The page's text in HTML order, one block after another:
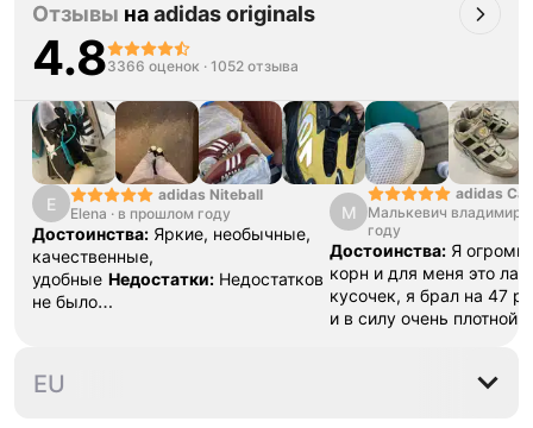
Отзывы наadidas originals
4.83366 оценок · 1052 отзыва
E
adidas Niteball
Elena · в прошлом году
Достоинства: Яркие, необычные,
качественные,
удобные Недостатки: Недостатков
не было
М
adidas
Малькевич владимир
году
Достоинства: Я
корн и для меня это
кусочек, я брал на 47
и в силу очень плотной
все в коробке .Это38⅔
EU